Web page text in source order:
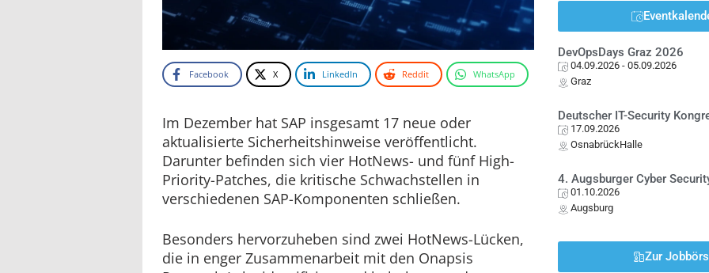
Facebook X LinkedIn Reddit WhatsApp
Im Dezember hat SAP insgesamt 17 neue oder
aktualisierte Sicherheitshinweise veröffentlicht.
Darunter befinden sich vier HotNews- und fünf High-
Priority-Patches, die kritische Schwachstellen in
verschiedenen SAP-Komponenten schließen.
Besonders hervorzuheben sind zwei HotNews-Lücken,
die in enger Zusammenarbeit mit den Onapsis
DevOpsDays Graz 2026
04.09.2026 - 05.09.2026
Graz
Deutscher IT-Security
17.09.2026
OsnabrückHalle
4. Augsburger Cyber
01.10.2026
Augsburg
Zur